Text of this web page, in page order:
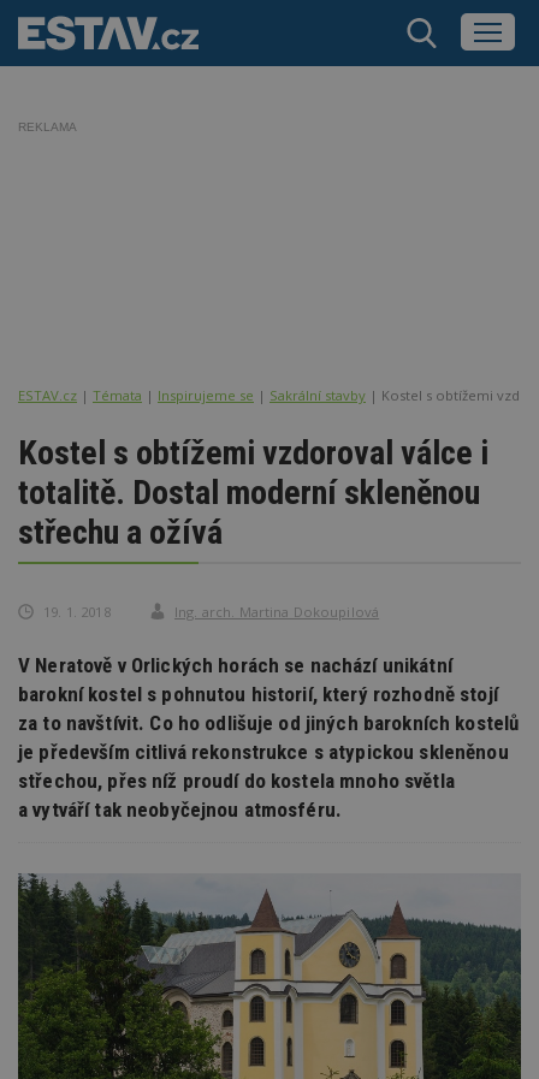
REKLAMA
ESTAV.cz Témata Inspirujeme se Sakrální stavby Kostel s obtížemi
Kostel s obtížemi vzdoroval válce i
totalitě. Dostal moderní skleněnou
střechu a ožívá
19. 1. 2018 Ing. arch. Martina Dokoupilová
V Neratově v Orlických horách se nachází unikátní
barokní kostel s pohnutou historií, který rozhodně stojí
za to navštívit. Co ho odlišuje od jiných barokních kostelů
je především citlivá rekonstrukce s atypickou skleněnou
střechou, přes níž proudí do kostela mnoho světla
a vytváří tak neobyčejnou atmosféru.